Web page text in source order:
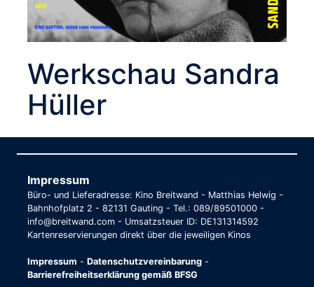
Werkschau Sandra
Hüller
Impressum
Büro- und Lieferadresse: Kino Breitwand - Matthias Helwig -
Bahnhofplatz 2 - 82131 Gauting - Tel.: 089/89501000 -
info@breitwand.com - Umsatzsteuer ID: DE131314592
Kartenreservierungen direkt über die jeweiligen Kinos
Impressum - Datenschutzvereinbarung -
Barrierefreiheitserklärung gemäß BFSG